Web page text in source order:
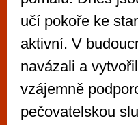
učí pokoře ke
aktivní. V
navázali a
vzájemně
pečovatelskou